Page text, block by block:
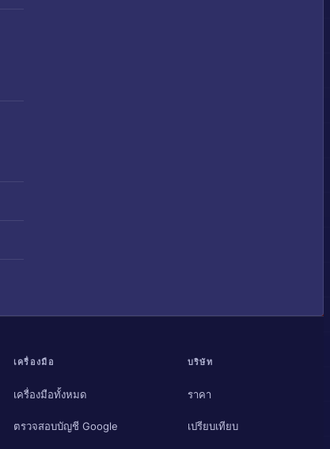
เครื่องมือ
เครื่องมือทั้งหมด
ตรวจสอบบัญชี Google
บริษัท
ราคา
เปรียบเทียบ